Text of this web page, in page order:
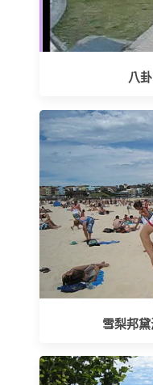
八
雪梨邦